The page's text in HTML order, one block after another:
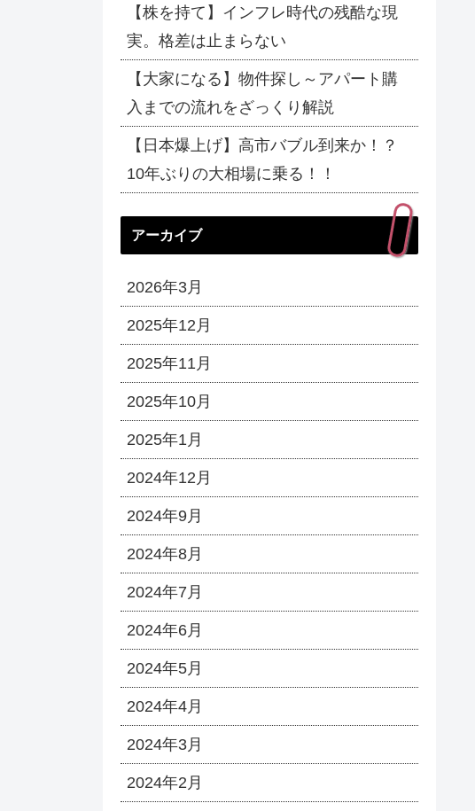
【株を持て】インフレ時代の残酷な現
実。格差は止まらない
【大家になる】物件探し～アパート購
入までの流れをざっくり解説
【日本爆上げ】高市バブル到来か！？
10年ぶりの大相場に乗る！！
アーカイブ
2026年3月
2025年12月
2025年11月
2025年10月
2025年1月
2024年12月
2024年9月
2024年8月
2024年7月
2024年6月
2024年5月
2024年4月
2024年3月
2024年2月